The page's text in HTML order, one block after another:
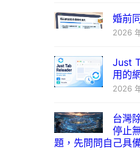
婚前
2026
Just
用的
2026
台灣
停止
題，先問問自己具